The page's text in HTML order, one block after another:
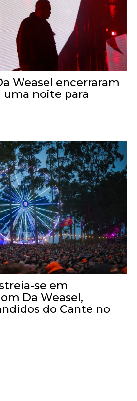
Weasel encerraram
uma noite para
se em
Da Weasel,
do Cante no